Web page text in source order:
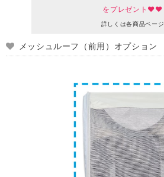
をプレゼント♥♥
詳しくは各商品ページ
メッシュルーフ（前用）オプション